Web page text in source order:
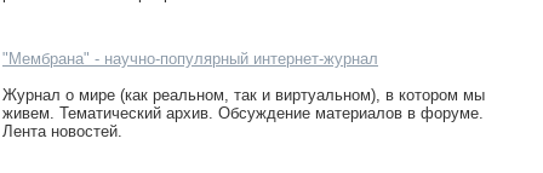
"Мембрана" - научно-популярный интернет-журнал
Журнал о мире (как реальном, так и виртуальном), в котором мы
живем. Тематический архив. Обсуждение материалов в форуме.
Лента новостей.